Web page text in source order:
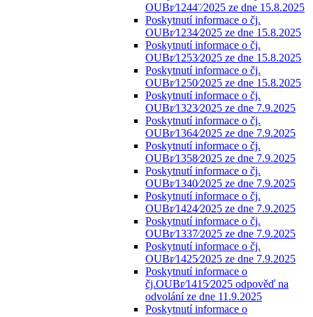
OUBr⁄1244¨⁄2025 ze dne 15.8.2025
Poskytnutí informace o čj.
OUBr⁄1234⁄2025 ze dne 15.8.2025
Poskytnutí informace o čj.
OUBr⁄1253⁄2025 ze dne 15.8.2025
Poskytnutí informace o čj.
OUBr⁄1250⁄2025 ze dne 15.8.2025
Poskytnutí informace o čj.
OUBr⁄1323⁄2025 ze dne 7.9.2025
Poskytnutí informace o čj.
OUBr⁄1364⁄2025 ze dne 7.9.2025
Poskytnutí informace o čj.
OUBr⁄1358⁄2025 ze dne 7.9.2025
Poskytnutí informace o čj.
OUBr⁄1340⁄2025 ze dne 7.9.2025
Poskytnutí informace o čj.
OUBr⁄1424⁄2025 ze dne 7.9.2025
Poskytnutí informace o čj.
OUBr⁄1337⁄2025 ze dne 7.9.2025
Poskytnutí informace o čj.
OUBr⁄1425⁄2025 ze dne 7.9.2025
Poskytnutí informace o
čj.OUBr⁄1415⁄2025 odpověď na
odvolání ze dne 11.9.2025
Poskytnutí informace o